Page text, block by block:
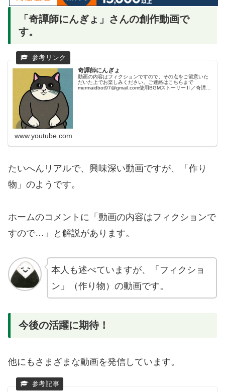
「奇譚師にんぎょ」さんの創作動画で
す。
奇譚師にんぎょ
動画の内容はフィクションですので、その点をご留意いた
だいた上でお楽しみください。ご連絡はこちらまで
mermaidbot97@gmail.com使用BGMストーリーⅡ／奇譚師
www.youtube.com
たいへんリアルで、興味深い動画ですが、「作り
物」のようです。
ホームのコメントに「動画の内容はフィクションで
すので…」と解説があります。
本人も述べていますが、「フィクショ
ン」（作り物）の動画です。
今後の活躍に期待！
他にもさまざまな動画を発信しています。